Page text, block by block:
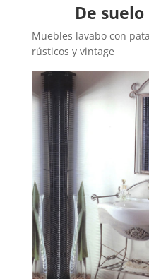
De
Muebles lavabo con
rústicos y vintage